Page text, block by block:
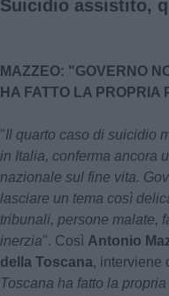
Suicidio assistito,
MAZZEO: "GOVERNO
HA FATTO LA PROPRIA
"Il quarto caso di suicidio
in Italia, conferma ancora
nazionale sul fine vita.
lasciare un tema così
tribunali, persone malate,
inerzia". Così Antonio
della Toscana, interviene
Toscana ha fatto la